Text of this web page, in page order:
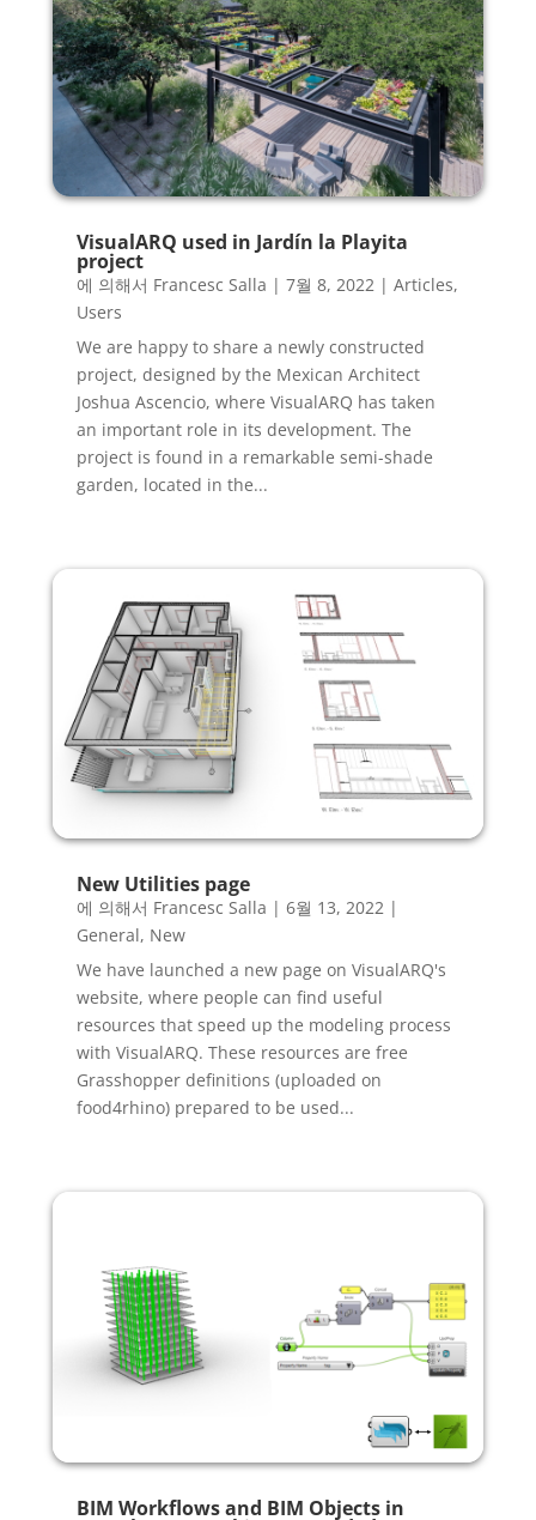
VisualARQ used in Jardín la Playita
project
에 의해서 Francesc Salla | 7월 8, 2022| Articles,
Users
We are happy to share a newly constructed
project, designed by the Mexican Architect
Joshua Ascencio, where VisualARQ has taken
an important role in its development. The
project is found in a remarkable semi-shade
garden, located in the...
New Utilities page
에 의해서 Francesc Salla | 6월 13, 2022|
General, New
We have launched a new page on VisualARQ's
website, where people can find useful
resources that speed up the modeling process
with VisualARQ. These resources are free
Grasshopper definitions (uploaded on
food4rhino) prepared to be used...
BIM Workflows and BIM Objects in